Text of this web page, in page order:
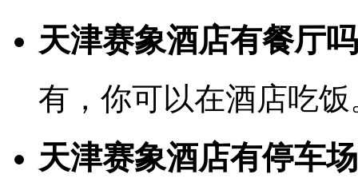
天津赛象酒店有餐厅
有，你可以在酒店吃饭
天津赛象酒店有停车